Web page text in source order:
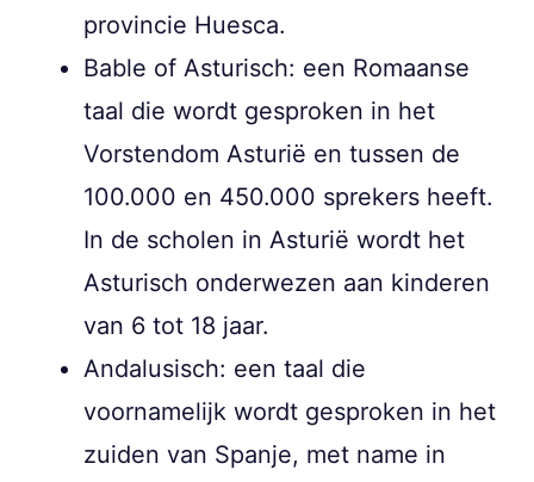
provincie Huesca.
Bable of Asturisch: een Romaanse
taal die wordt gesproken in het
Vorstendom Asturië en tussen de
100.000 en 450.000 sprekers heeft.
In de scholen in Asturië wordt het
Asturisch onderwezen aan kinderen
van 6 tot 18 jaar.
Andalusisch: een taal die
voornamelijk wordt gesproken in het
zuiden van Spanje, met name in